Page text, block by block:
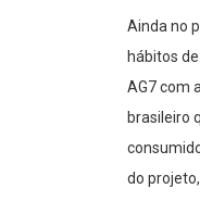
Ainda no
hábitos
AG7 com
brasileiro
do